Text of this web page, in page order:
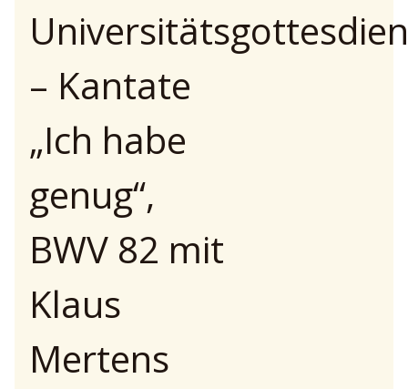
– Kantate
„Ich habe
genug“,
BWV 82 mit
Klaus
Mertens